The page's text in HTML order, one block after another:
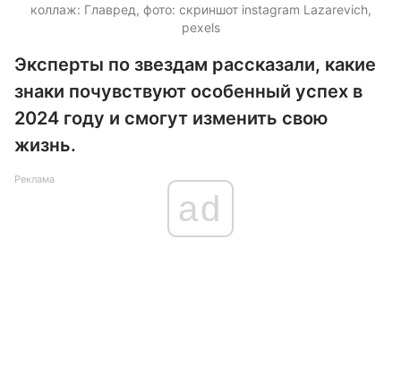
коллаж: Главред, фото: скриншот instagram Lazarevich,
pexels
Эксперты по звездам рассказали, какие
знаки почувствуют особенный успех в
2024 году и смогут изменить свою
жизнь.
Реклама
ad